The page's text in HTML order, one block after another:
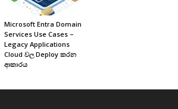
Microsoft Entra Domain
Services Use Cases –
Legacy Applications
Cloud වල Deploy කරන
ආකාරය